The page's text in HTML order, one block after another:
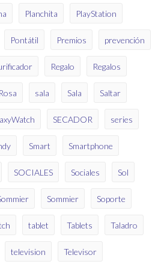
Planchita PlayStation
Pontátil Premios prevención
Regalo Regalos
Rosa sala Sala Saltar
SECADOR series
Smart Smartphone
SOCIALES Sociales Sol
Sommier Soporte
tablet Tablets Taladro
television Televisor